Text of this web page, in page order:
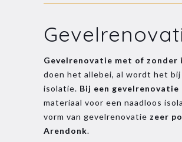
Gevelrenovatie met of zonder
doen het allebei, al wordt het bij
isolatie. Bij een
materiaal voor een naadloos
vorm van gevelrenovatie zeer
Arendonk.